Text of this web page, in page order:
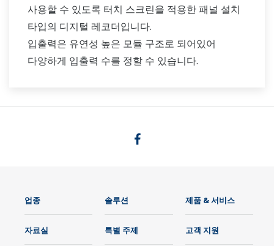
사용할 수 있도록 터치 스크린을 적용한 패널 설치
타입의 디지털 레코더입니다.
입출력은 유연성 높은 모듈 구조로 되어있어
다양하게 입출력 수를 정할 수 있습니다.
업종 솔루션 제품 & 서비스
자료실 특별 주제 고객 지원